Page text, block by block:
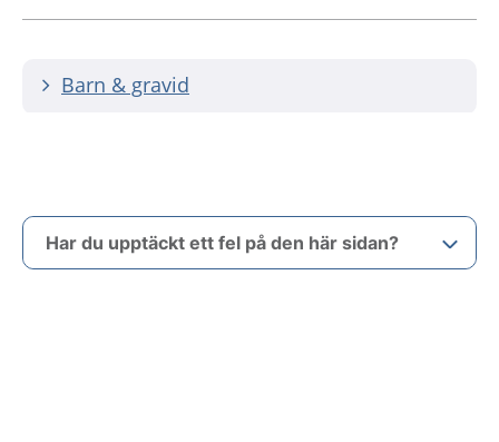
Barn & gravid
Har du upptäckt ett fel på den här sidan?